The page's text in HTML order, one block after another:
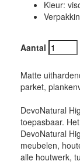
Kleur:
Aantal
Matte
parket,
DevoNatural
toepasbaar.
DevoNatural
meubelen,
alle houtwerk,